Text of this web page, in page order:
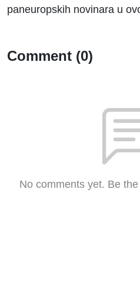
paneuropskih novinara u
Comment (0)
No comments yet. Be